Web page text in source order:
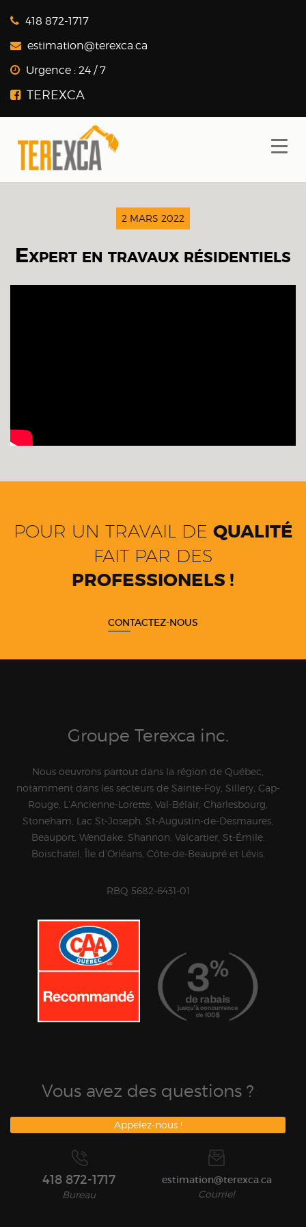
418 872-1717
estimation@terexca.ca
Urgence : 24 / 7
2 MARS 2022
Expert en travaux résidentiels
POUR UN TRAVAIL DE QUALITÉ
FAIT PAR DES
PROFESSIONELS !
CONTACTEZ-NOUS
Groupe Terexca inc.
Nous oeuvrons partout dans la région de Québec,
notamment dans les secteurs de Sainte-Foy, Sillery, Cap-
Rouge, L’Ancienne-Lorette, Val-Bélair, Charlesbourg,
Stoneham, Lac St-Joseph, St-Augustin-de-Desmaures,
Beauport, Wendake, Shannon, Valcartier, St-Émile,
Boischatel, Île d’Orléans, Côte-de-Beaupré et Lévis.
RBQ 5682-6431-01
Vous avez des questions ?
Appelez-nous !
418 872-1717
Bureau
estimation@terexca.ca
Courriel